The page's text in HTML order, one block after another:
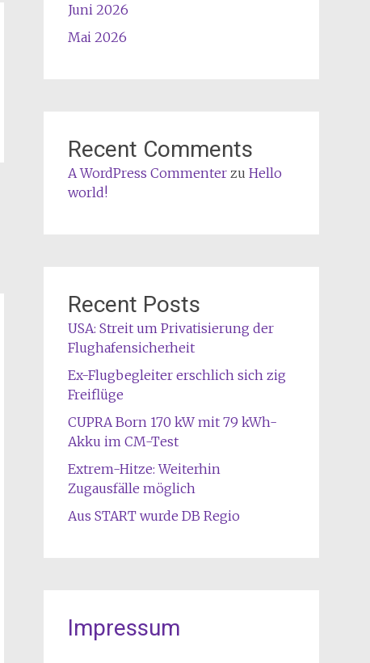
Juni 2026
Mai 2026
Recent Comments
A WordPress Commenterzu Hello
world!
Recent Posts
USA: Streit um Privatisierung der
Flughafensicherheit
Ex-Flugbegleiter erschlich sich zig
Freiflüge
CUPRA Born 170 kW mit 79 kWh-
Akku im CM-Test
Extrem-Hitze: Weiterhin
Zugausfälle möglich
Aus START wurde DB Regio
Impressum